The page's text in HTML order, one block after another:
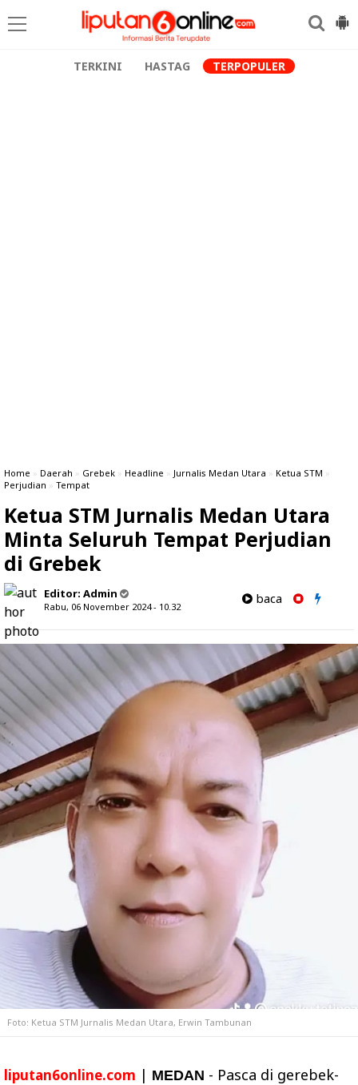
TERKINI HASTAG TERPOPULER
Home » Daerah » Grebek » Headline » Jurnalis Medan Utara » Ketua STM »
Perjudian » Tempat
Ketua STM Jurnalis Medan Utara
Minta Seluruh Tempat Perjudian
di Grebek
Editor: Admin
Rabu, 06 November 2024 - 10.32
baca
Foto: Ketua STM Jurnalis Medan Utara, Erwin Tambunan
liputan6online.com | MEDAN - Pasca di gerebek-